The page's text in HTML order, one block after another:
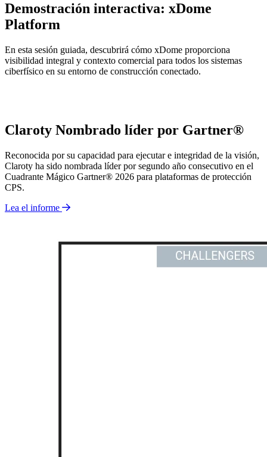
Demostración interactiva: xDome
Platform
En esta sesión guiada, descubrirá cómo xDome proporciona
visibilidad integral y contexto comercial para todos los sistemas
ciberfísico en su entorno de construcción conectado.
Claroty Nombrado líder por Gartner®
Reconocida por su capacidad para ejecutar e integridad de la visión,
Claroty ha sido nombrada líder por segundo año consecutivo en el
Cuadrante Mágico Gartner® 2026 para plataformas de protección
CPS.
Lea el informe